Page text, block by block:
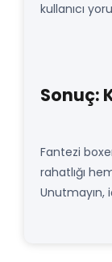
kullanıcı
Sonuç:
Fantezi
rahatlığı
Unutmayın,